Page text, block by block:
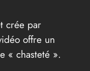
crée par
offre un
« chasteté ».